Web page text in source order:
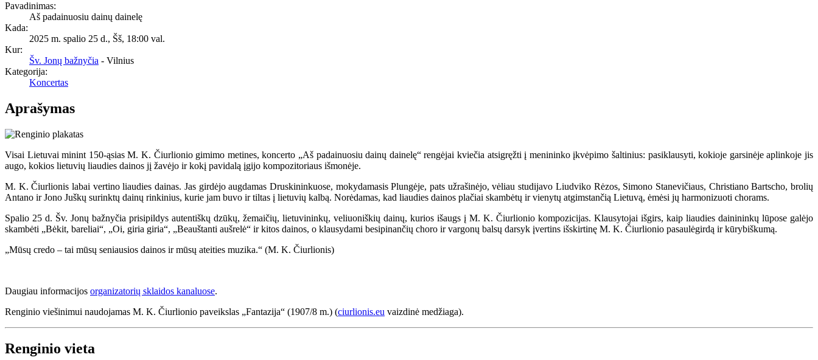
Pavadinimas:
Aš padainuosiu dainų dainelę
Kada:
2025 m. spalio 25 d., Šš, 18:00 val.
Kur:
Šv. Jonų bažnyčia - Vilnius
Kategorija:
Koncertas
Aprašymas
Visai Lietuvai minint 150-ąsias M. K. Čiurlionio gimimo metines, koncerto „Aš padainuosiu dainų dainelę“ rengėjai kviečia atsigręžti į menininko įkvėpimo šaltinius: pasiklausyti, kokioje garsinėje aplinkoje jis
augo, kokios lietuvių liaudies dainos jį žavėjo ir kokį pavidalą įgijo kompozitoriaus išmonėje.
M. K. Čiurlionis labai vertino liaudies dainas. Jas girdėjo augdamas Druskininkuose, mokydamasis Plungėje, pats užrašinėjo, vėliau studijavo Liudviko Rėzos, Simono Stanevičiaus, Christiano Bartscho, brolių
Antano ir Jono Juškų surinktų dainų rinkinius, kurie jam buvo ir tiltas į lietuvių kalbą. Norėdamas, kad liaudies dainos plačiai skambėtų ir vienytų atgimstančią Lietuvą, ėmėsi jų harmonizuoti chorams.
Spalio 25 d. Šv. Jonų bažnyčia prisipildys autentiškų dzūkų, žemaičių, lietuvininkų, veliuoniškių dainų, kurios išaugs į M. K. Čiurlionio kompozicijas. Klausytojai išgirs, kaip liaudies dainininkų lūpose galėjo
skambėti „Bėkit, bareliai“, „Oi, giria giria“, „Beauštanti aušrelė“ ir kitos dainos, o klausydami besipinančių choro ir vargonų balsų darsyk įvertins išskirtinę M. K. Čiurlionio pasaulėgirdą ir kūrybiškumą.
„Mūsų credo – tai mūsų seniausios dainos ir mūsų ateities muzika.“ (M. K. Čiurlionis)
Daugiau informacijos organizatorių sklaidos kanaluose.
Renginio viešinimui naudojamas M. K. Čiurlionio paveikslas „Fantazija“ (1907/8 m.) (ciurlionis.eu vaizdinė medžiaga).
Renginio vieta